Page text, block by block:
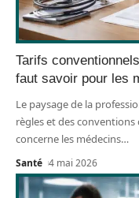
Tarifs
faut savoir pour les
Le paysage de la
règles et des
concerne les médecins…
Santé 4 mai 2026